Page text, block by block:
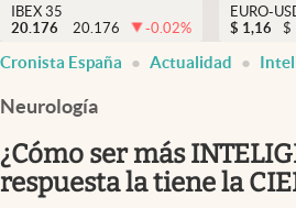
Criptomonedas
España
NOTICIAS
FINANZAS
EURO
IBEX 35
20.176
20.176 -0.02%
EURO-
$ 1,16 $
Cronista España Actualidad
Neurología
¿Cómo ser más
respuesta la tiene la